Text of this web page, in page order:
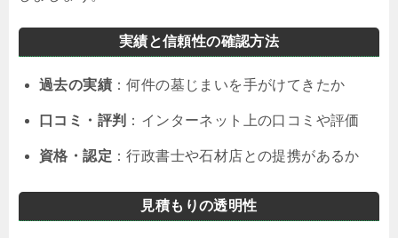
実績と信頼性の確認方法
過去の実績 ：何件の墓じまいを手がけてきたか
口コミ・評判 ：インターネット上の口コミや評価
資格・認定 ：行政書士や石材店との提携があるか
見積もりの透明性